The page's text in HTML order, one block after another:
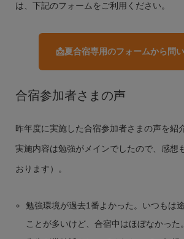
は、下記のフォームをご利用ください。
📩夏合宿専用のフォームから問
合宿参加者さまの声
昨年度に実施した合宿参加者さまの声を紹
実施内容は勉強がメインでしたので、感想
おります）。
勉強環境が過去1番よかった。いつもは
ことが多いけど、合宿中はほぼなかった。